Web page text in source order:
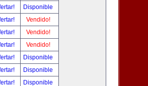
Disponible
Vendido!
Vendido!
Vendido!
Disponible
Disponible
Disponible